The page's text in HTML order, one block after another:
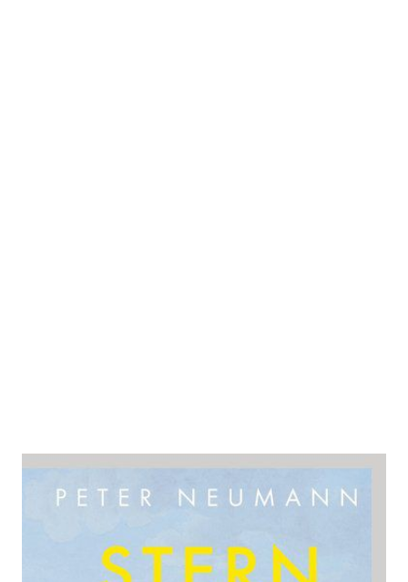
Sternstunden
Zur Wunschliste hinzufügen